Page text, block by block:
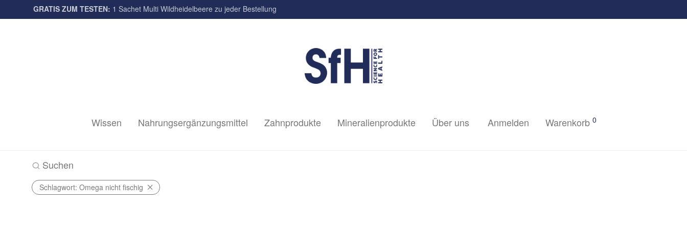
Multi-Sorten
GRATIS ZUM TESTEN:1 Sachet Multi Wildheidelbeere zu jeder Bestellung
Wissen Nahrungsergänzungsmittel Zahnprodukte Mineralienprodukte Über uns Anmelden Warenkorb 0
Suchen
Schlagwort: Omega nicht fischig